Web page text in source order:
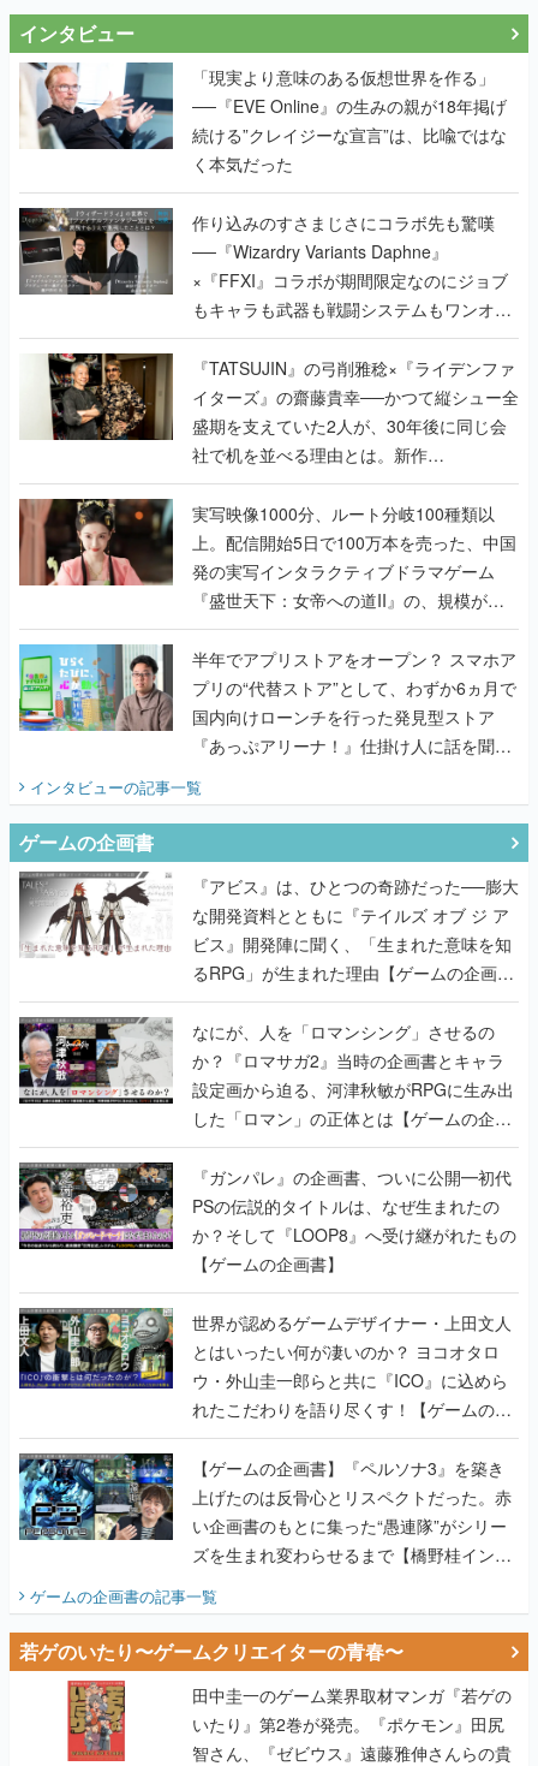
インタビュー
「現実より意味のある仮想世界を作る」
──『EVE Online』の生みの親が18年掲げ
続ける”クレイジーな宣言”は、比喩ではな
く本気だった
作り込みのすさまじさにコラボ先も驚嘆
──『Wizardry Variants Daphne』
×『FFXI』コラボが期間限定なのにジョブ
もキャラも武器も戦闘システムもワンオフ
で作り込まれた理由を両ディレクターに聞
く
『TATSUJIN』の弓削雅稔×『ライデンファ
イターズ』の齋藤貴幸──かつて縦シュー全
盛期を支えていた2人が、30年後に同じ会
社で机を並べる理由とは。新作
『TATSUJIN EXTREME』で初タッグを組
んだレジェンド2人に訊く開発秘話
実写映像1000分、ルート分岐100種類以
上。配信開始5日で100万本を売った、中国
発の実写インタラクティブドラマゲーム
『盛世天下：女帝への道II』の、規模が違
うこだわりをプロデューサーに聞いた
半年でアプリストアをオープン？ スマホア
プリの“代替ストア”として、わずか6ヵ月で
国内向けローンチを行った発見型ストア
『あっぷアリーナ！』仕掛け人に話を聞い
インタビューの記事一覧
ゲームの企画書
『アビス』は、ひとつの奇跡だった──膨大
な開発資料とともに『テイルズ オブ ジ ア
ビス』開発陣に聞く、「生まれた意味を知
るRPG」が生まれた理由【ゲームの企画
書】
なにが、人を「ロマンシング」させるの
か？『ロマサガ2』当時の企画書とキャラ
設定画から迫る、河津秋敏がRPGに生み出
した「ロマン」の正体とは【ゲームの企画
書】
『ガンパレ』の企画書、ついに公開━初代
PSの伝説的タイトルは、なぜ生まれたの
か？そして『LOOP8』へ受け継がれたもの
【ゲームの企画書】
世界が認めるゲームデザイナー・上田文人
とはいったい何が凄いのか？ ヨコオタロ
ウ・外山圭一郎らと共に『ICO』に込めら
れたこだわりを語り尽くす！【ゲームの企
画書】
【ゲームの企画書】『ペルソナ3』を築き
上げたのは反骨心とリスペクトだった。赤
い企画書のもとに集った“愚連隊”がシリー
ズを生まれ変わらせるまで【橋野桂インタ
ゲームの企画書の記事一覧
若ゲのいたり〜ゲームクリエイターの青春〜
田中圭一のゲーム業界取材マンガ『若ゲの
いたり』第2巻が発売。『ポケモン』田尻
智さん、『ゼビウス』遠藤雅伸さんらの貴